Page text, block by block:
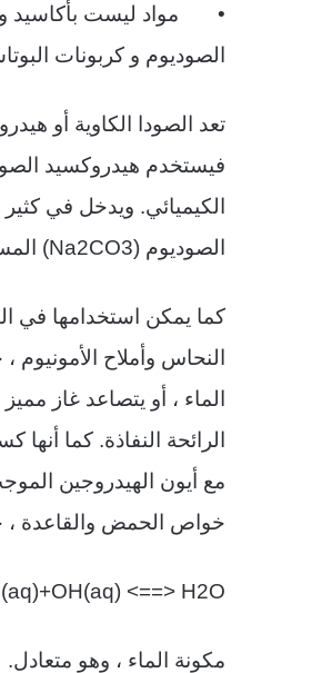
•
مواد ليست بأكاسيد
الصوديوم و كربونات
تعد الصودا الكاوية أو
فيستخدم هيدروكسيد
الكيميائي. ويدخل في
الصوديوم (Na2CO3)
كما يمكن استخدامها في
النحاس وأملاح
الماء ، أو يتصاعد غاز
الرائحة النفاذة. كما
مع أيون الهيدروجين
خواص الحمض والقاعدة ،
<==> H2O
مكونة الماء ، وهو متعادل.